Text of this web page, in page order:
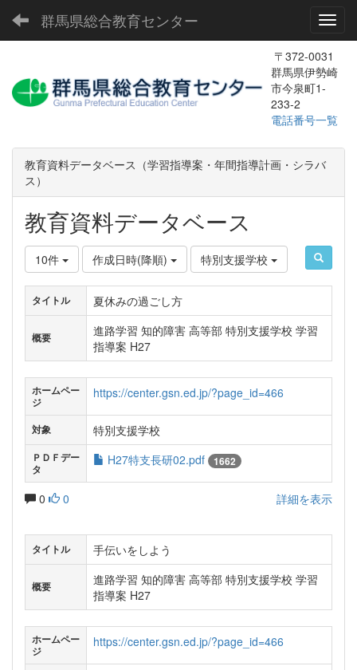
群馬県総合教育センター
〒372-0031
群馬県伊勢崎
市今泉町1-
233-2
電話番号一覧
教育資料データベース（学習指導案・年間指導計画・シラバ
ス）
教育資料データベース
10件 作成日時(降順) 特別支援学校
タイトル 夏休みの過ごし方
概要
進路学習 知的障害 高等部 特別支援学校 学習
指導案 H27
ホームペー
ジ
https://center.gsn.ed.jp/?page_id=466
対象 特別支援学校
ＰＤＦデー
タ
H27特支長研02.pdf 1662
0 0 詳細を表示
タイトル 手伝いをしよう
概要
進路学習 知的障害 高等部 特別支援学校 学習
指導案 H27
ホームペー
ジ
https://center.gsn.ed.jp/?page_id=466